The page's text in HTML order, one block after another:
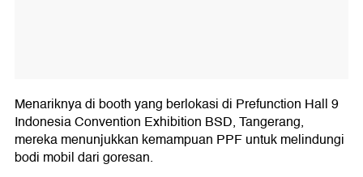
Menariknya di booth yang berlokasi di Prefunction Hall 9
Indonesia Convention Exhibition BSD, Tangerang,
mereka menunjukkan kemampuan PPF untuk melindungi
bodi mobil dari goresan.